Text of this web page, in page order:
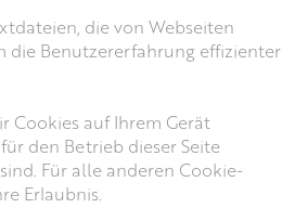
die von Webseiten
die Benutzererfahrung effizienter
Cookies auf Ihrem Gerät
den Betrieb dieser Seite
Für alle anderen Cookie-
Erlaubnis.